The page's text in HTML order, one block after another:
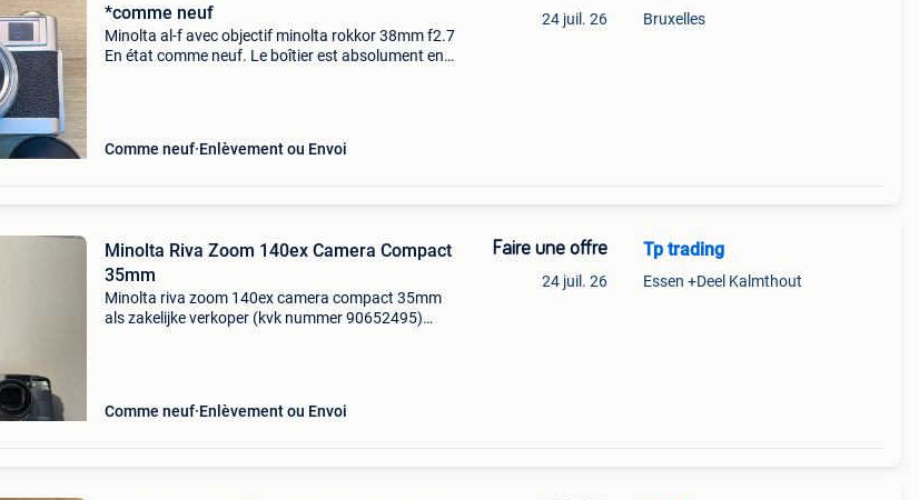
*comme neuf
Minolta al-f avec objectif minolta rokkor 38mm f2.7
En état comme neuf. Le boîtier est absolument en
Comme neuf Enlèvement ou Envoi
24 juil. 26 Bruxelles
Minolta Riva Zoom 140ex Camera Compact
35mm
Minolta riva zoom 140ex camera compact 35mm
als zakelijke verkoper (kvk nummer 90652495)
Comme neuf Enlèvement ou Envoi
Faire une offre
24 juil. 26
Tp trading
Essen +Deel Kalmthout